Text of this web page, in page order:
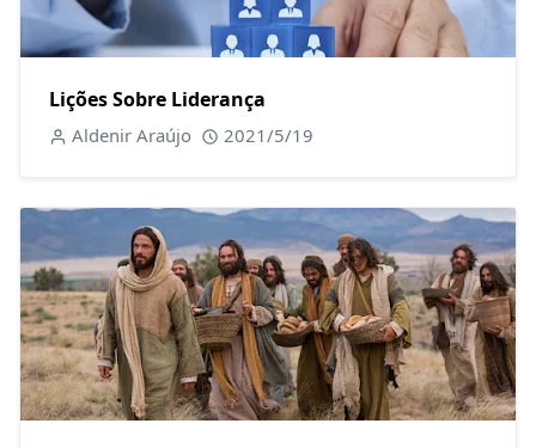
Lições Sobre Liderança
Aldenir Araújo 2021/5/19